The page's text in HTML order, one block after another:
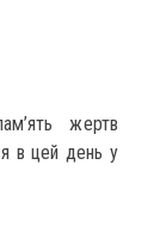
жертв
в цей день у